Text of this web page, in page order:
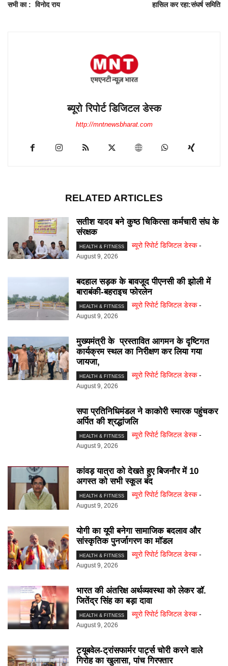
सभी का : विनोद राय
हासिल कर रहा:संघर्ष समिति
ब्यूरो रिपोर्ट डिजिटल डेस्क
http://mntnewsbharat.com
RELATED ARTICLES
सतीश यादव बने कुष्ठ चिकित्सा कर्मचारी संघ के
संरक्षक
HEALTH & FITNESS ब्यूरो रिपोर्ट डिजिटल डेस्क -
August 9, 2026
बदहाल सड़क के बावजूद पीएनसी की झोली में
बाराबंकी-बहराइच फोरलेन
HEALTH & FITNESS ब्यूरो रिपोर्ट डिजिटल डेस्क -
August 9, 2026
मुख्यमंत्री के प्रस्तावित आगमन के दृष्टिगत
कार्यक्रम स्थल का निरीक्षण कर लिया गया
जायजा,
HEALTH & FITNESS ब्यूरो रिपोर्ट डिजिटल डेस्क -
August 9, 2026
सपा प्रतिनिधिमंडल ने काकोरी स्मारक पहुंचकर
अर्पित की श्रद्धांजलि
HEALTH & FITNESS ब्यूरो रिपोर्ट डिजिटल डेस्क -
August 9, 2026
कांवड़ यात्रा को देखते हुए बिजनौर में 10
अगस्त को सभी स्कूल बंद
HEALTH & FITNESS ब्यूरो रिपोर्ट डिजिटल डेस्क -
August 9, 2026
योगी का यूपी बनेगा सामाजिक बदलाव और
सांस्कृतिक पुनर्जागरण का मॉडल
HEALTH & FITNESS ब्यूरो रिपोर्ट डिजिटल डेस्क -
August 9, 2026
भारत की अंतरिक्ष अर्थव्यवस्था को लेकर डॉ.
जितेंद्र सिंह का बड़ा दावा
HEALTH & FITNESS ब्यूरो रिपोर्ट डिजिटल डेस्क -
August 9, 2026
ट्यूबवेल-ट्रांसफार्मर पार्ट्स चोरी करने वाले
गिरोह का खुलासा, पांच गिरफ्तार